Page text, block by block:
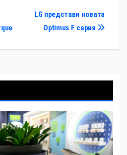
LG представи новата
Optimus F серия